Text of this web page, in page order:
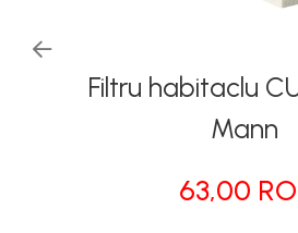
Parfumuri | Odorizante
PROTECTIE | COATING CERAMIC
Filtru habitaclu
Mann
63,00